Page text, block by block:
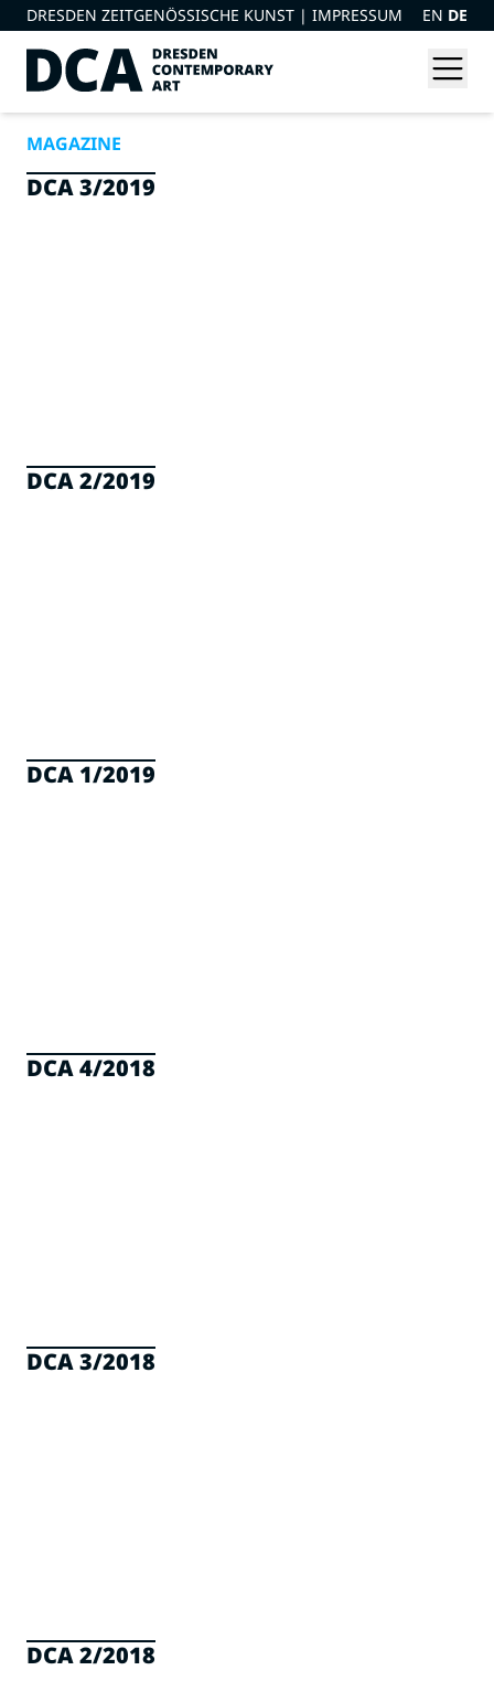
DRESDEN ZEITGENÖSSISCHE KUNST | IMPRESSUM EN DE
MAGAZINE
DCA 3/2019
DCA 2/2019
DCA 1/2019
DCA 4/2018
DCA 3/2018
DCA 2/2018